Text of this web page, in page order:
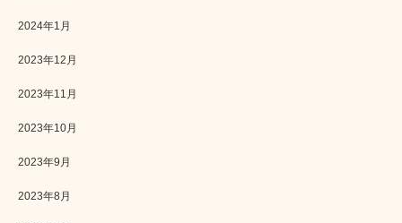
2024年1月
2023年12月
2023年11月
2023年10月
2023年9月
2023年8月